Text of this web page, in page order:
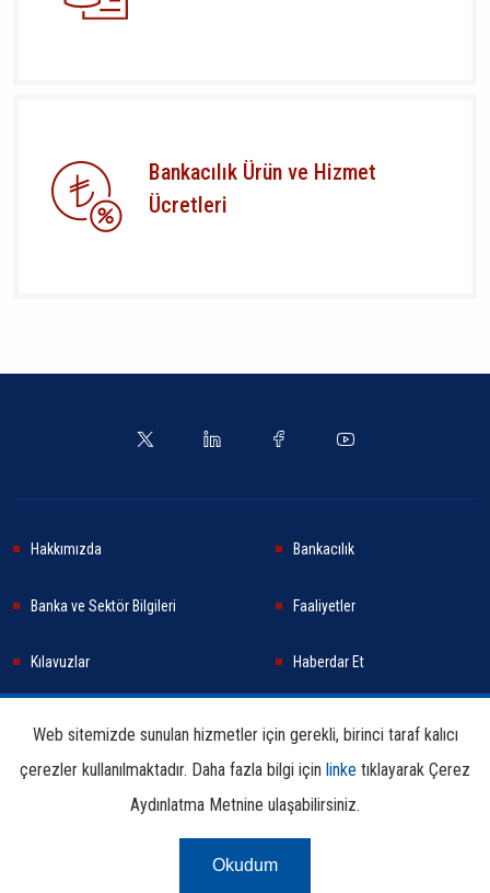
Bankacılık Ürün ve Hizmet
Ücretleri
Hakkımızda Bankacılık
Banka ve Sektör Bilgileri Faaliyetler
Kılavuzlar Haberdar Et
Araştırma ve Yayınlar İletişim Bilgileri
Kullanım
Web sitemizde sunulan hizmetler için gerekli, birinci taraf kalıcı
çerezler kullanılmaktadır. Daha fazla bilgi için linke tıklayarak Çerez
Aydınlatma Metnine ulaşabilirsiniz.
Okudum